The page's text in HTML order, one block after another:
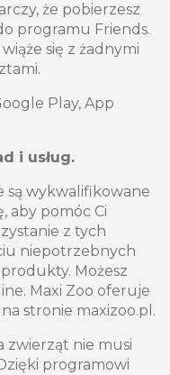
że pobierzesz
programu Friends.
się z żadnymi
Play, App
i usług.
są wykwalifikowane
aby pomóc Ci
z tych
niepotrzebnych
Możesz
Maxi Zoo oferuje
stronie maxizoo.pl.
zwierząt nie musi
programowi